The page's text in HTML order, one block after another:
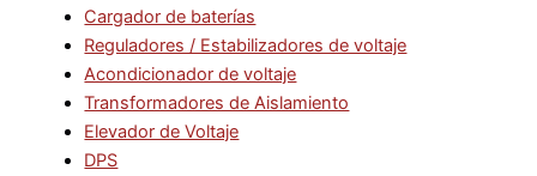
Cargador de baterías
Reguladores / Estabilizadores de voltaje
Acondicionador de voltaje
Transformadores de Aislamiento
Elevador de Voltaje
DPS